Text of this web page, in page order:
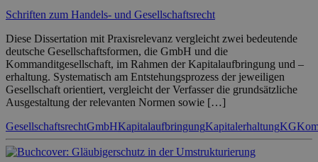
Schriften zum Handels- und Gesellschaftsrecht
Diese Dissertation mit Praxisrelevanz vergleicht zwei bedeutende
deutsche Gesellschaftsformen, die GmbH und die
Kommanditgesellschaft, im Rahmen der Kapitalaufbringung und –
erhaltung. Systematisch am Entstehungsprozess der jeweiligen
Gesellschaft orientiert, vergleicht der Verfasser die grundsätzliche
Ausgestaltung der relevanten Normen sowie […]
GesellschaftsrechtGmbHKapitalaufbringungKapitalerhaltungKG